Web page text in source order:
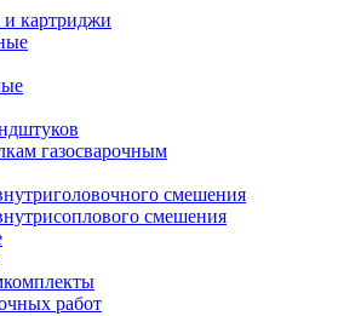
и картриджи
газосварочным
смешения
смешения
работ